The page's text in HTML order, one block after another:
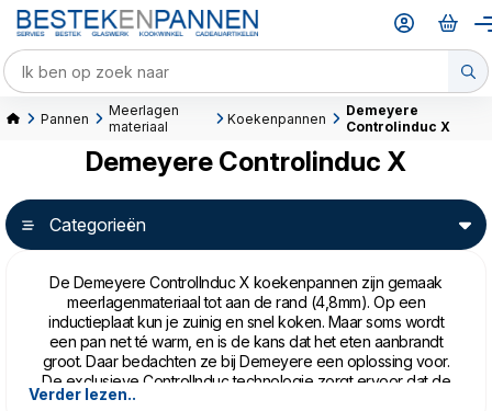
Pannen
Meerlagen
materiaal
Koekenpannen
Demeyere
Controlinduc X
Demeyere Controlinduc X
Categorieën
De Demeyere ControlInduc X koekenpannen zijn gemaak
meerlagenmateriaal tot aan de rand (4,8mm). Op een
inductieplaat kun je zuinig en snel koken. Maar soms wordt
een pan net té warm, en is de kans dat het eten aanbrandt
groot. Daar bedachten ze bij Demeyere een oplossing voor.
De exclusieve ControlInduc technologie zorgt ervoor dat de
pan vanaf 220 graden minder magnetisch wordt, en tot
Verder lezen..